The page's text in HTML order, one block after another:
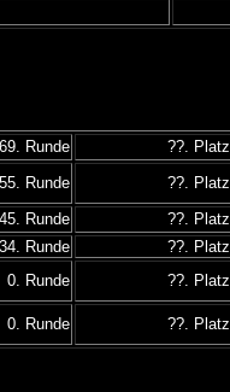
69. Runde ??. Platz
55. Runde ??. Platz
45. Runde ??. Platz
34. Runde ??. Platz
0. Runde ??. Platz
0. Runde ??. Platz